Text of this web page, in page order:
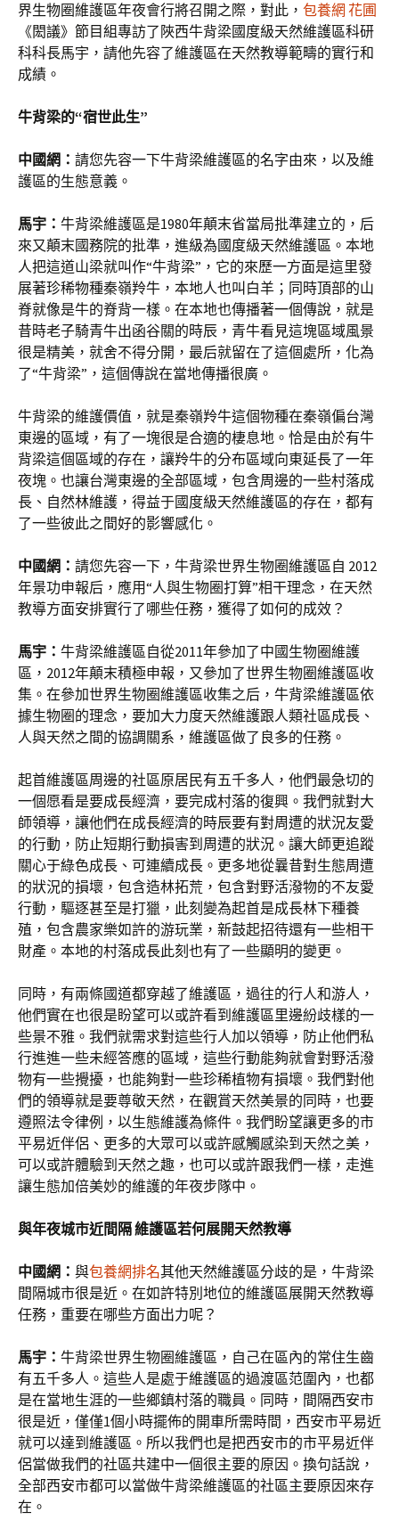
界生物圈維護區年夜會行將召開之際，對此， 包養網 花圃
《閎議》節目組專訪了陜西牛背梁國度級天然維護區科研
科科長馬宇，請他先容了維護區在天然教導範疇的實行和
成績。
牛背梁的“宿世此生”
中國網： 請您先容一下牛背梁維護區的名字由來，以及維
護區的生態意義。
馬宇： 牛背梁維護區是1980年顛末省當局批準建立的，后
來又顛末國務院的批準，進級為國度級天然維護區。本地
人把這道山梁就叫作“牛背梁”，它的來歷一方面是這里發
展著珍稀物種秦嶺羚牛，本地人也叫白羊；同時頂部的山
脊就像是牛的脊背一樣。在本地也傳播著一個傳說，就是
昔時老子騎青牛出函谷關的時辰，青牛看見這塊區域風景
很是精美，就舍不得分開，最后就留在了這個處所，化為
了“牛背梁”，這個傳說在當地傳播很廣。
牛背梁的維護價值，就是秦嶺羚牛這個物種在秦嶺偏台灣
東邊的區域，有了一塊很是合適的棲息地。恰是由於有牛
背梁這個區域的存在，讓羚牛的分布區域向東延長了一年
夜塊。也讓台灣東邊的全部區域，包含周邊的一些村落成
長、自然林維護，得益于國度級天然維護區的存在，都有
了一些彼此之間好的影響感化。
中國網： 請您先容一下，牛背梁世界生物圈維護區自 2012
年景功申報后，應用“人與生物圈打算”相干理念，在天然
教導方面安排實行了哪些任務，獲得了如何的成效？
馬宇： 牛背梁維護區自從2011年參加了中國生物圈維護
區，2012年顛末積極申報，又參加了世界生物圈維護區收
集。在參加世界生物圈維護區收集之后，牛背梁維護區依
據生物圈的理念，要加大力度天然維護跟人類社區成長、
人與天然之間的協調關系，維護區做了良多的任務。
起首維護區周邊的社區原居民有五千多人，他們最急切的
一個愿看是要成長經濟，要完成村落的復興。我們就對大
師領導，讓他們在成長經濟的時辰要有對周遭的狀況友愛
的行動，防止短期行動損害到周遭的狀況。讓大師更追蹤
關心于綠色成長、可連續成長。更多地從曩昔對生態周遭
的狀況的損壞，包含造林拓荒，包含對野活潑物的不友愛
行動，驅逐甚至是打獵，此刻變為起首是成長林下種養
殖，包含農家樂如許的游玩業，新鼓起招待還有一些相干
財產。本地的村落成長此刻也有了一些顯明的變更。
同時，有兩條國道都穿越了維護區，過往的行人和游人，
他們實在也很是盼望可以或許看到維護區里邊紛歧樣的一
些景不雅。我們就需求對這些行人加以領導，防止他們私
行進進一些未經答應的區域，這些行動能夠就會對野活潑
物有一些攪擾，也能夠對一些珍稀植物有損壞。我們對他
們的領導就是要尊敬天然，在觀賞天然美景的同時，也要
遵照法令律例，以生態維護為條件。我們盼望讓更多的市
平易近伴侶、更多的大眾可以或許感觸感染到天然之美，
可以或許體驗到天然之趣，也可以或許跟我們一樣，走進
讓生態加倍美妙的維護的年夜步隊中。
與年夜城市近間隔 維護區若何展開天然教導
中國網： 與包養網排名其他天然維護區分歧的是，牛背梁
間隔城市很是近。在如許特別地位的維護區展開天然教導
任務，重要在哪些方面出力呢？
馬宇： 牛背梁世界生物圈維護區，自己在區內的常住生齒
有五千多人。這些人是處于維護區的過渡區范圍內，也都
是在當地生涯的一些鄉鎮村落的職員。同時，間隔西安市
很是近，僅僅1個小時擺佈的開車所需時間，西安市平易近
就可以達到維護區。所以我們也是把西安市的市平易近伴
侶當做我們的社區共建中一個很主要的原因。換句話說，
全部西安市都可以當做牛背梁維護區的社區主要原因來存
在。